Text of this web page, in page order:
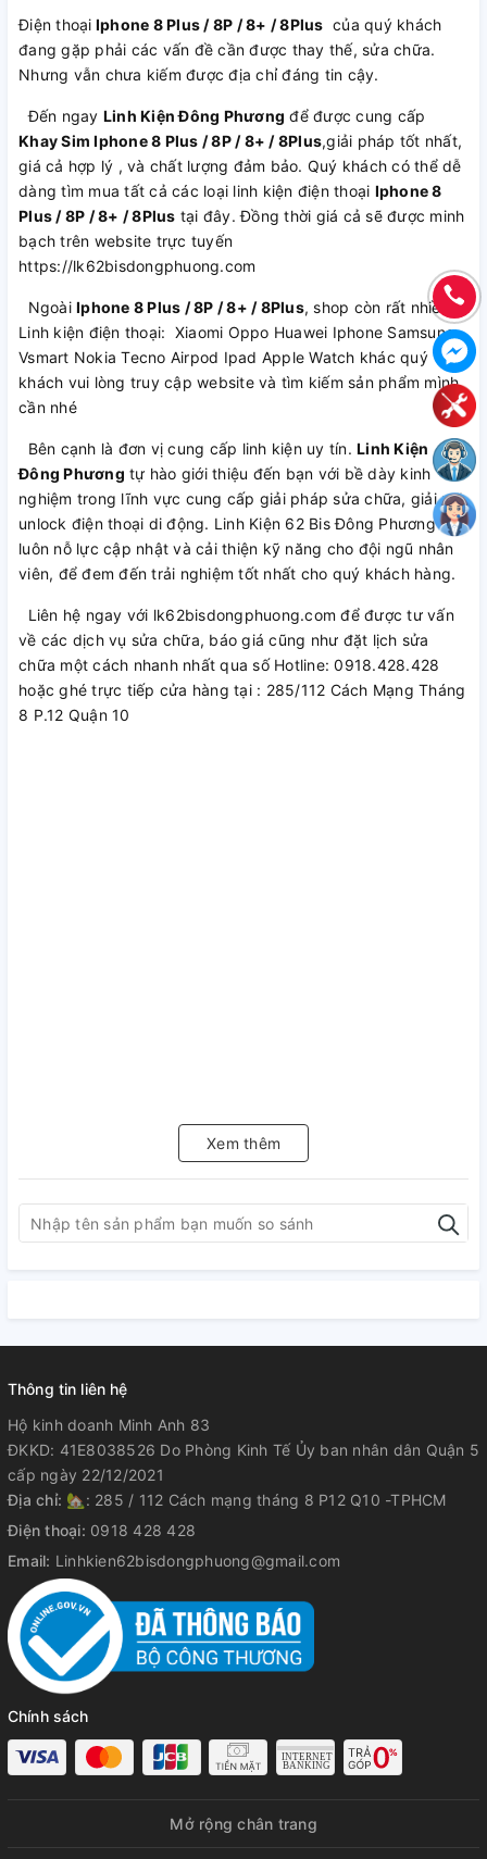
Điện thoại Iphone 8 Plus / 8P / 8+ / 8Plus của quý khách
đang gặp phải các vấn đề cần được thay thế, sửa chữa.
Nhưng vẫn chưa kiếm được địa chỉ đáng tin cậy.
Đến ngay Linh Kiện Đông Phương để được cung cấp
Khay Sim Iphone 8 Plus / 8P / 8+ / 8Plus,giải pháp tốt nhất,
giá cả hợp lý , và chất lượng đảm bảo. Quý khách có thể dễ
dàng tìm mua tất cả các loại linh kiện điện thoại Iphone 8
Plus / 8P / 8+ / 8Plus tại đây. Đồng thời giá cả sẽ được minh
bạch trên website trực tuyến
https://lk62bisdongphuong.com
Ngoài Iphone 8 Plus / 8P / 8+ / 8Plus, shop còn rất nhiều
Linh kiện điện thoại: Xiaomi Oppo Huawei Iphone Samsung
Vsmart Nokia Tecno Airpod Ipad Apple Watch khác quý
khách vui lòng truy cập website và tìm kiếm sản phẩm mình
cần nhé
Bên cạnh là đơn vị cung cấp linh kiện uy tín. Linh Kiện
Đông Phương tự hào giới thiệu đến bạn với bề dày kinh
nghiệm trong lĩnh vực cung cấp giải pháp sửa chữa, giải mã,
unlock điện thoại di động. Linh Kiện 62 Bis Đông Phương
luôn nỗ lực cập nhật và cải thiện kỹ năng cho đội ngũ nhân
viên, để đem đến trải nghiệm tốt nhất cho quý khách hàng.
Liên hệ ngay với lk62bisdongphuong.com để được tư vấn
về các dịch vụ sửa chữa, báo giá cũng như đặt lịch sửa
chữa một cách nhanh nhất qua số Hotline: 0918.428.428
hoặc ghé trực tiếp cửa hàng tại : 285/112 Cách Mạng Tháng
8 P.12 Quận 10
Xem thêm
Thông tin liên hệ
Hộ kinh doanh Minh Anh 83
ĐKKD: 41E8038526 Do Phòng Kinh Tế Ủy ban nhân dân Quận 5
cấp ngày 22/12/2021
Địa chỉ: 🏡: 285 / 112 Cách mạng tháng 8 P12 Q10 -TPHCM
Điện thoại: 0918 428 428
Email: Linhkien62bisdongphuong@gmail.com
Chính sách
Mở rộng chân trang